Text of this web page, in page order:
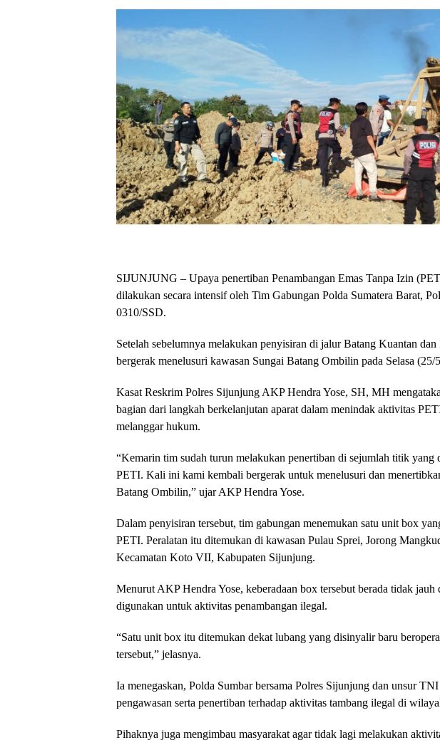
SIJUNJUNG – Upaya penertiban Penambangan Emas Tanpa Izin
dilakukan secara intensif oleh Tim Gabungan Polda Sumatera Barat,
0310/SSD.
Setelah sebelumnya melakukan penyisiran di jalur Batang Kuantan
bergerak menelusuri kawasan Sungai Batang Ombilin pada Selasa (25/
Kasat Reskrim Polres Sijunjung AKP Hendra Yose, SH, MH
bagian dari langkah berkelanjutan aparat dalam menindak aktivitas
melanggar hukum.
“Kemarin tim sudah turun melakukan penertiban di sejumlah titik
PETI. Kali ini kami kembali bergerak untuk menelusuri dan
Batang Ombilin,” ujar AKP Hendra Yose.
Dalam penyisiran tersebut, tim gabungan menemukan satu unit box
PETI. Peralatan itu ditemukan di kawasan Pulau Sprei, Jorong
Kecamatan Koto VII, Kabupaten Sijunjung.
Menurut AKP Hendra Yose, keberadaan box tersebut berada tidak
digunakan untuk aktivitas penambangan ilegal.
“Satu unit box itu ditemukan dekat lubang yang disinyalir baru
tersebut,” jelasnya.
Ia menegaskan, Polda Sumbar bersama Polres Sijunjung dan unsur
pengawasan serta penertiban terhadap aktivitas tambang ilegal di
Pihaknya juga mengimbau masyarakat agar tidak lagi melakukan